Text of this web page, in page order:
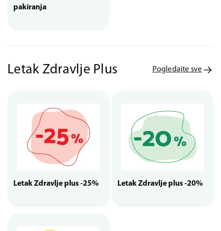
pakiranja
Letak Zdravlje Plus Pogledajte sve
Letak Zdravlje plus -25% Letak Zdravlje plus -20%